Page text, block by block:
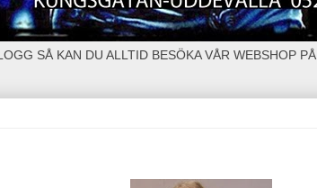
SÅ KAN DU ALLTID BESÖKA VÅR WEBSHOP PÅ